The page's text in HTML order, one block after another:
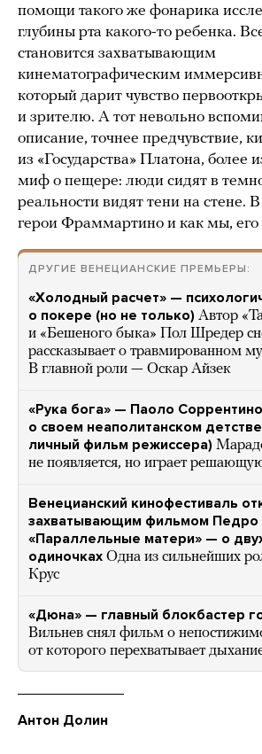
помощи такого же фонарика
глубины рта какого-то ребенка.
становится захватывающим
кинематографическим
который дарит чувство
и зрителю. А тот невольно
описание, точнее предчувствие,
из «Государства» Платона, более
миф о пещере: люди сидят в
реальности видят тени на стене.
герои Фраммартино и как мы, его
ДРУГИЕ ВЕНЕЦИАНСКИЕ ПРЕМЬЕРЫ:
«Холодный расчет» —
о покере (но не только) Автор
и «Бешеного быка» Пол Шредер
рассказывает о травмированном
В главной роли — Оскар Айзек
«Рука бога» — Паоло
о своем неаполитанском
личный фильм режиссера)
не появляется, но играет
Венецианский кинофестиваль
захватывающим фильмом
«Параллельные матери» — о
одиночках Одна из сильнейших
Крус
«Дюна» — главный блокбастер
Вильнев снял фильм о
от которого перехватывает
Антон Долин